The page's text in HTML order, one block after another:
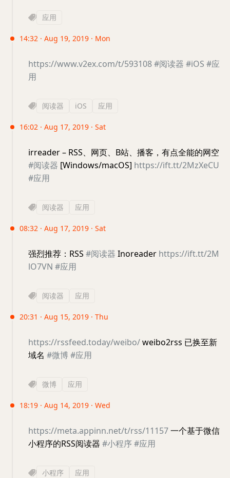
应用
14:32 · Aug 19, 2019 · Mon
https://www.v2ex.com/t/593108#阅读器 #iOS #应
用
阅读器 iOS 应用
16:02 · Aug 17, 2019 · Sat
irreader – RSS、网页、B站、播客，有点全能的网空
#阅读器 [Windows/macOS] https://ift.tt/2MzXeCU
#应用
阅读器 应用
08:32 · Aug 17, 2019 · Sat
强烈推荐：RSS #阅读器 Inoreader https://ift.tt/2M
lO7VN #应用
阅读器 应用
20:31 · Aug 15, 2019 · Thu
https://rssfeed.today/weibo/weibo2rss 已换至新
域名 #微博#应用
微博 应用
18:19 · Aug 14, 2019 · Wed
https://meta.appinn.net/t/rss/11157一个基于微信
小程序的RSS阅读器 #小程序#应用
小程序 应用